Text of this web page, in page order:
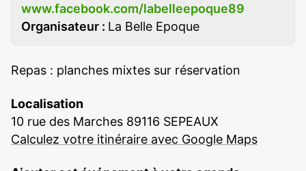
www.facebook.com/labelleepoque89
Organisateur : La Belle Epoque
Repas : planches mixtes sur réservation
Localisation
10 rue des Marches 89116 SEPEAUX
Calculez votre itinéraire avec Google Maps